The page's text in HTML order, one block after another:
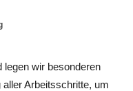
wir besonderen
Arbeitsschritte, um